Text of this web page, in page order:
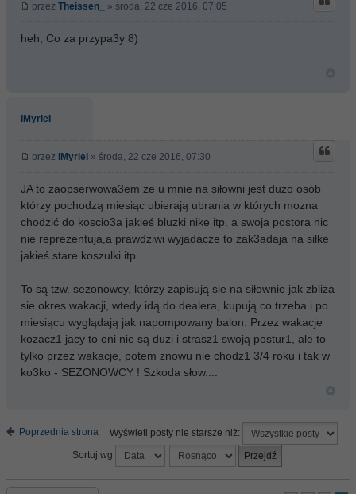
przez Theissen_ » środa, 22 cze 2016, 07:05
heh, Co za przypa3y 8)
IMyrleI
przez IMyrleI » środa, 22 cze 2016, 07:30
JA to zaopserwowa3em ze u mnie na siłowni jest dużo osób
którzy pochodzą miesiąc ubierają ubrania w których mozna
chodzić do koscio3a jakieś bluzki nike itp. a swoja postora nic
nie reprezentuja,a prawdziwi wyjadacze to zak3adaja na siłke
jakieś stare koszulki itp.
To są tzw. sezonowcy, którzy zapisują sie na siłownie jak zbliza
sie okres wakacji, wtedy idą do dealera, kupują co trzeba i po
miesiącu wyglądają jak napompowany balon. Przez wakacje
kozacz1 jacy to oni nie są duzi i strasz1 swoją postur1, ale to
tylko przez wakacje, potem znowu nie chodz1 3/4 roku i tak w
ko3ko - SEZONOWCY ! Szkoda słow....
Poprzednia strona
Wyświetl posty nie starsze niż:
Sortuj wg